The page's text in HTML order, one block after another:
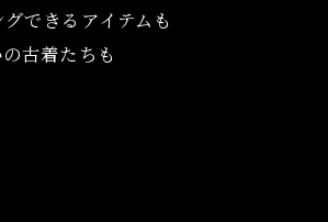
できるアイテムも
古着たちも